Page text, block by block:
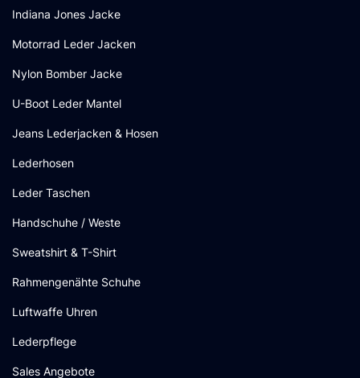
Indiana Jones Jacke
Motorrad Leder Jacken
Nylon Bomber Jacke
U-Boot Leder Mantel
Jeans Lederjacken & Hosen
Lederhosen
Leder Taschen
Handschuhe / Weste
Sweatshirt & T-Shirt
Rahmengenähte Schuhe
Luftwaffe Uhren
Lederpflege
Sales Angebote